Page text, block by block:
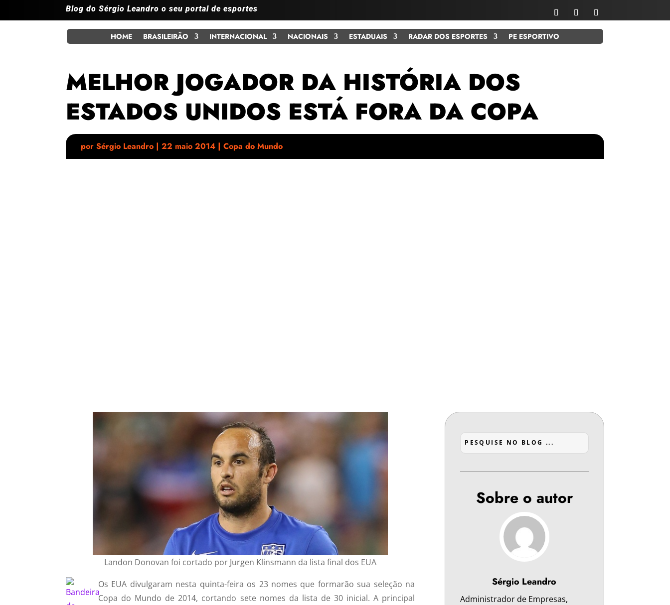
Blog do Sérgio Leandro o seu portal de esportes
HOME BRASILEIRÃO INTERNACIONAL NACIONAIS ESTADUAIS RADAR DOS ESPORTES PE ESPORTIVO
MELHOR JOGADOR DA HISTÓRIA DOS
ESTADOS UNIDOS ESTÁ FORA DA COPA
por Sérgio Leandro | 22 maio 2014 | Copa do Mundo
Landon Donovan foi cortado por Jurgen Klinsmann da lista final dos EUA
Os EUA divulgaram nesta quinta-feira os 23 nomes que formarão sua seleção na
Copa do Mundo de 2014, cortando sete nomes da lista de 30 inicial. A principal
Sobre o autor
Sérgio Leandro
Administrador de Empresas,